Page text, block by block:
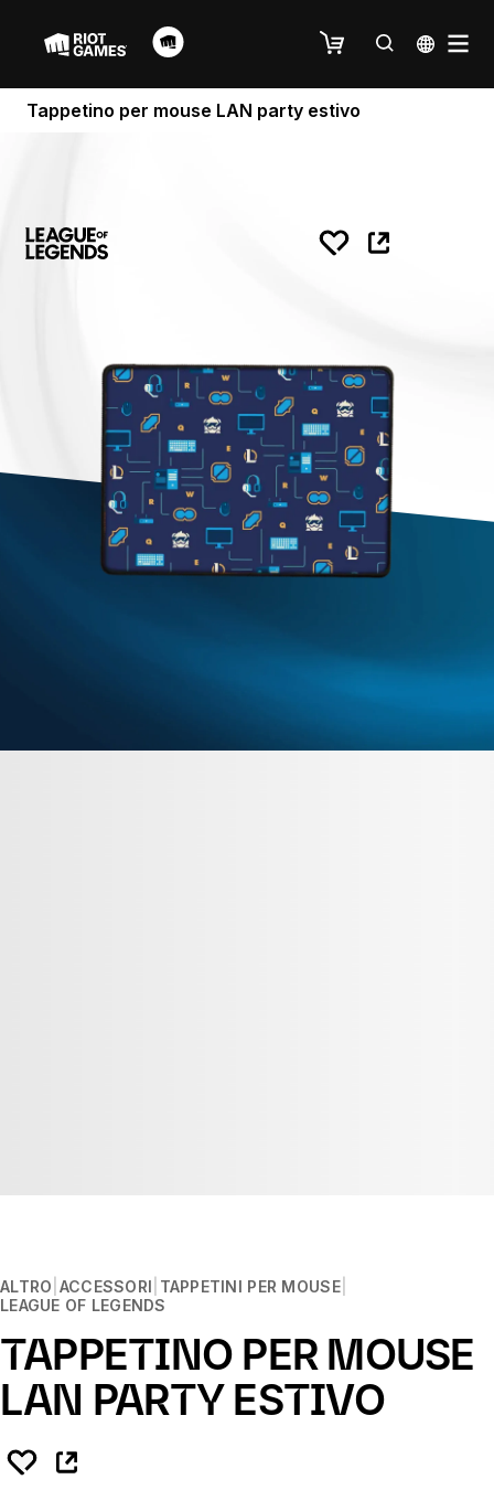
Tappetino per mouse LAN party estivo
ALTRO ACCESSORI TAPPETINI PER MOUSE
LEAGUE OF LEGENDS
TAPPETINO PER MOUSE
LAN PARTY ESTIVO